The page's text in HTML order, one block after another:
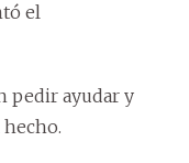
el
pedir ayudar y